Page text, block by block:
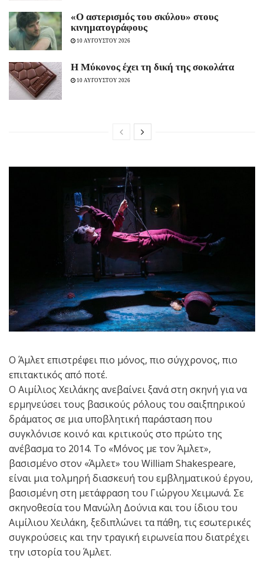
«Ο αστερισμός του σκύλου» στους
κινηματογράφους
10 ΑΥΓΟΥΣΤΟΥ 2026
Η Μύκονος έχει τη δική της σοκολάτα
10 ΑΥΓΟΥΣΤΟΥ 2026
Ο Άμλετ επιστρέφει πιο μόνος, πιο σύγχρονος, πιο
επιτακτικός από ποτέ.
Ο Αιμίλιος Χειλάκης ανεβαίνει ξανά στη σκηνή για να
ερμηνεύσει τους βασικούς ρόλους του σαιξπηρικού
δράματος σε μια υποβλητική παράσταση που
συγκλόνισε κοινό και κριτικούς στο πρώτο της
ανέβασμα το 2014. Το «Μόνος με τον Άμλετ»,
βασισμένο στον «Άμλετ» του William Shakespeare,
είναι μια τολμηρή διασκευή του εμβληματικού έργου,
βασισμένη στη μετάφραση του Γιώργου Χειμωνά. Σε
σκηνοθεσία του Μανώλη Δούνια και του ίδιου του
Αιμίλιου Χειλάκη, ξεδιπλώνει τα πάθη, τις εσωτερικές
συγκρούσεις και την τραγική ειρωνεία που διατρέχει
την ιστορία του Άμλετ.